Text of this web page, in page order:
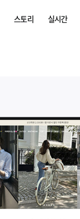
스토리 실시간